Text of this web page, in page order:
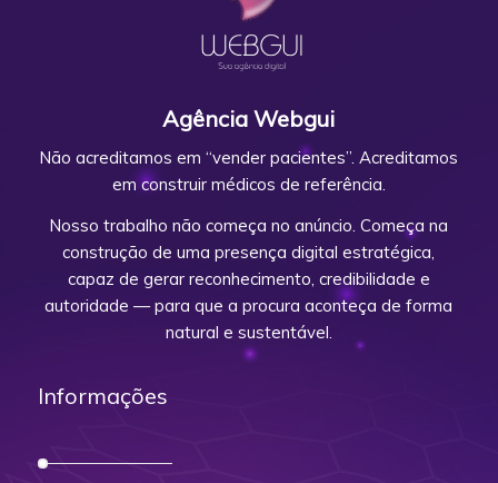
Agência Webgui
Não acreditamos em “vender pacientes”. Acreditamos
em construir médicos de referência.
Nosso trabalho não começa no anúncio. Começa na
construção de uma presença digital estratégica,
capaz de gerar reconhecimento, credibilidade e
autoridade — para que a procura aconteça de forma
natural e sustentável.
Informações